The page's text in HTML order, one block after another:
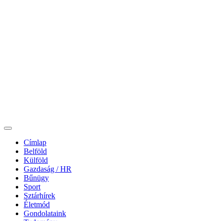
Címlap
Belföld
Külföld
Gazdaság / HR
Bűnügy
Sport
Sztárhírek
Életmód
Gondolataink